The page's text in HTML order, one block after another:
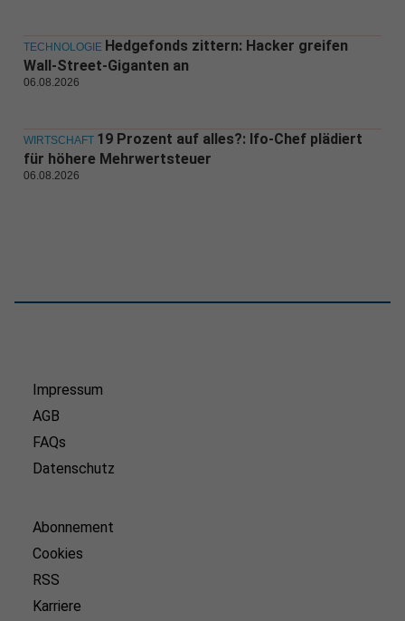
TECHNOLOGIE Hedgefonds zittern: Hacker greifen
Wall-Street-Giganten an
06.08.2026
WIRTSCHAFT 19 Prozent auf alles?: Ifo-Chef plädiert
für höhere Mehrwertsteuer
06.08.2026
Impressum
AGB
FAQs
Datenschutz
Abonnement
Cookies
RSS
Karriere